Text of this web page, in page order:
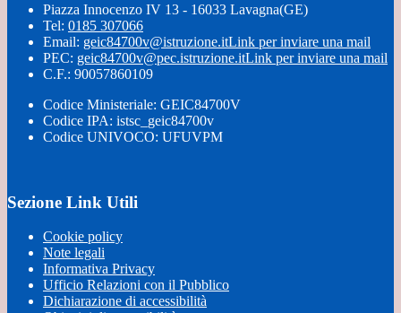
Piazza Innocenzo IV 13 - 16033 Lavagna(GE)
Tel: 0185 307066
Email: geic84700v@istruzione.itLink per inviare una mail
PEC: geic84700v@pec.istruzione.itLink per inviare una mail
C.F.: 90057860109
Codice Ministeriale: GEIC84700V
Codice IPA: istsc_geic84700v
Codice UNIVOCO: UFUVPM
Sezione Link Utili
Cookie policy
Note legali
Informativa Privacy
Ufficio Relazioni con il Pubblico
Dichiarazione di accessibilità